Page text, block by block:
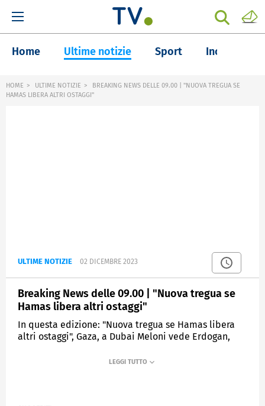
Home Ultime notizie Sport Inchieste
HOME ULTIME NOTIZIE
BREAKING NEWS DELLE 09.00 | "NUOVA TREGUA SE
HAMAS LIBERA ALTRI OSTAGGI"
ULTIME NOTIZIE 02 DICEMBRE 2023
Breaking News delle 09.00 | "Nuova tregua se
Hamas libera altri ostaggi"
In questa edizione: "Nuova tregua se Hamas libera
altri ostaggi", Gaza, a Dubai Meloni vede Erdogan,
impauriti da crisi e guerra, Ponte dell'Immacolata: